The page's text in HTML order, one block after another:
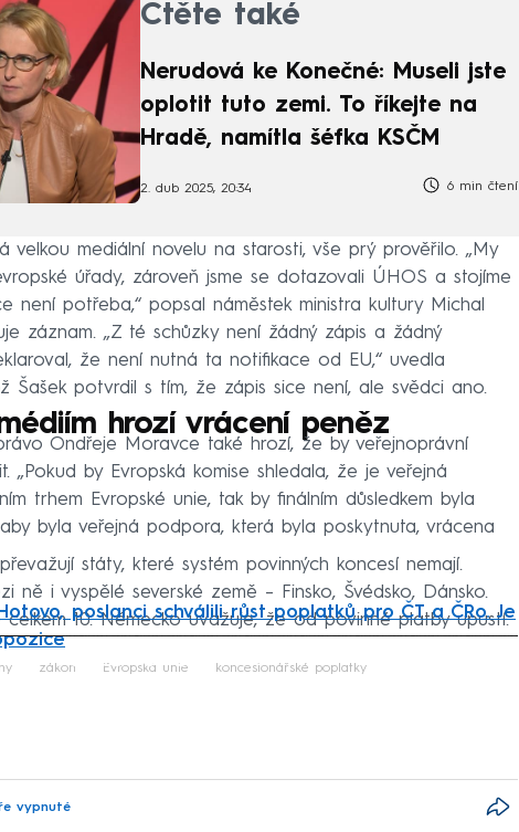
Čtěte také
Nerudová ke Konečné: Museli jste
oplotit tuto zemi. To říkejte na
Hradě, namítla šéfka KSČM
2. dub 2025, 20:34 6 min čtení
velkou mediální novelu na starosti, vše prý prověřilo. „My
úřady, zároveň jsme se dotazovali ÚHOS a stojíme
není potřeba,“ popsal náměstek ministra kultury Michal
záznam. „Z té schůzky není žádný zápis a žádný
že není nutná ta notifikace od EU,“ uvedla
Šašek potvrdil s tím, že zápis sice není, ale svědci ano.
hrozí vrácení peněz
Ondřeje Moravce také hrozí, že by veřejnoprávní
„Pokud by Evropská komise shledala, že je veřejná
trhem Evropské unie, tak by finálním důsledkem byla
byla veřejná podpora, která byla poskytnuta, vrácena
státy, které systém povinných koncesí nemají.
ně i vyspělé severské země – Finsko, Švédsko, Dánsko.
10. Německo uvažuje, že od povinné platby upustí.
poslanci schválili růst poplatků pro ČT a ČRo. Je
Failed to fetch
zákon Evropská unie koncesionářské poplatky
vypnuté